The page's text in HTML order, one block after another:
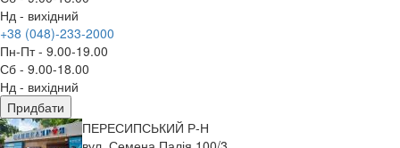
Нд - вихідний
+38 (048)-233-2000
Пн-Пт - 9.00-19.00
Сб - 9.00-18.00
Нд - вихідний
Придбати
ПЕРЕСИПСЬКИЙ Р-Н